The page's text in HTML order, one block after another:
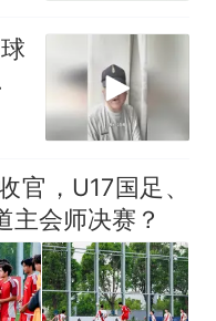
息）
刀的女孩，因
回家”改写了人
二名传话劝弃考
官，U17国足、
主会师决赛？